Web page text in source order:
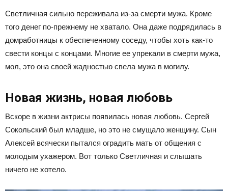
Светличная сильно переживала из-за смерти мужа. Кроме
того денег по-прежнему не хватало. Она даже подрядилась в
домработницы к обеспеченному соседу, чтобы хоть как-то
свести концы с концами. Многие ее упрекали в смерти мужа,
мол, это она своей жадностью свела мужа в могилу.
Новая жизнь, новая любовь
Вскоре в жизни актрисы появилась новая любовь. Сергей
Сокольский был младше, но это не смущало женщину. Сын
Алексей всячески пытался оградить мать от общения с
молодым ухажером. Вот только Светличная и слышать
ничего не хотело.